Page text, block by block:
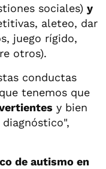
sociales) y
aleteo, dar
juego rígido,
otros).
conductas
tenemos que
y bien
de autismo en